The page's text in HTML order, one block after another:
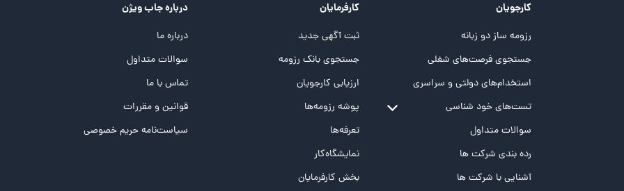
کارجویان
رزومه ساز دو زبانه
جستجوی فرصت‌های شغلی
استخدام‌های دولتی و سراسری
تست‌های خود شناسی
تست MBTI
تست تیپ سنجی شغلی Holland
تست NEO
سوالات متداول
رده بندی شرکت ها
آشنایی با شرکت ها
کارفرمایان
ثبت آگهی جدید
جستجوی بانک رزومه
ارزیابی کارجویان
پوشه‌‌ رزومه‌ها
تعرفه‌ها
نمایشگاه‌کار
بخش کارفرمایان
درباره جاب ویژن
درباره ما
سوالات متداول
تماس با ما
قوانین و مقررات
سیاست‌نامه حریم خصوصی